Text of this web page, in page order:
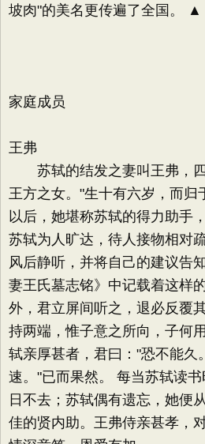
坡肉"的美名更传遍了全国。 ▲
家庭成员
王弗
苏轼的结发之妻叫王弗，四
王方之女。"生十有六岁，而归
以后，她堪称苏轼的得力助手
苏轼为人旷达，待人接物相对
风后静听，并将自己的建议告
妻王氏墓志铭》中记载着这样
外，君立屏间听之，退必反覆
持两端，惟子意之所向，子何
轼亲厚甚者，君曰："恐不能久
速。"已而果然。 每当苏轼读
日不去；苏轼偶有遗忘，她便
佳的贤内助。王弗侍亲甚孝，